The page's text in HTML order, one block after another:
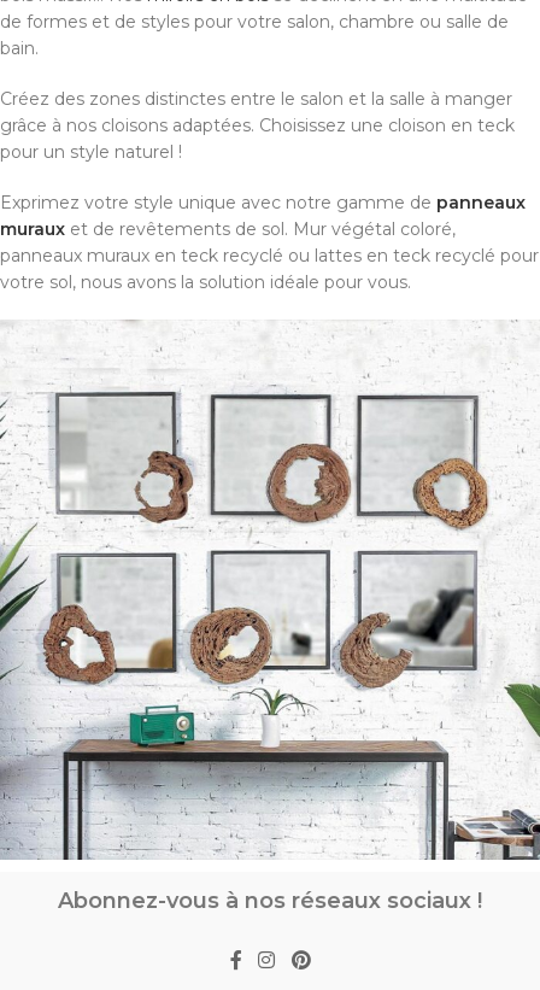
de formes et de styles pour votre salon, chambre ou salle de
bain.
Créez des zones distinctes entre le salon et la salle à manger
grâce à nos cloisons adaptées. Choisissez une cloison en teck
pour un style naturel !
Exprimez votre style unique avec notre gamme de panneaux
muraux et de revêtements de sol. Mur végétal coloré,
panneaux muraux en teck recyclé ou lattes en teck recyclé pour
votre sol, nous avons la solution idéale pour vous.
Abonnez-vous à nos réseaux sociaux !